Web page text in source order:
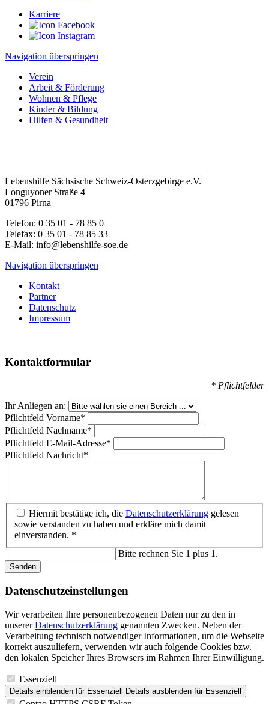
Karriere
Navigation überspringen
Verein
Arbeit & Förderung
Wohnen & Pflege
Kinder & Bildung
Hilfen & Gesundheit
Lebenshilfe Sächsische Schweiz-Osterzgebirge e.V.
Longuyoner Straße 4
01796 Pirna
Telefon: 0 35 01 - 78 85 0
Telefax: 0 35 01 - 78 85 33
E-Mail: info@lebenshilfe-soe.de
Navigation überspringen
Kontakt
Partner
Datenschutz
Impressum
Kontaktformular
* Pflichtfelder
Ihr Anliegen an:
Pflichtfeld Vorname*
Pflichtfeld Nachname*
Pflichtfeld E-Mail-Adresse*
Pflichtfeld Nachricht*
Hiermit bestätige ich, die Datenschutzerklärung gelesen
sowie verstanden zu haben und erkläre mich damit
einverstanden. *
Bitte rechnen Sie 1 plus 1.
Senden
Datenschutz­einstellungen
Wir verarbeiten Ihre personenbezogenen Daten nur zu den in
unsererDatenschutzerklärung genannten Zwecken. Neben der
Verarbeitung technisch notwendiger Informationen, um die Webseite
korrekt auszuliefern, verwenden wir auch folgende Cookies bzw.
den lokalen Speicher Ihres Browsers im Rahmen Ihrer Einwilligung.
Essenziell
Details einblenden für Essenziell Details ausblenden für Essenziell